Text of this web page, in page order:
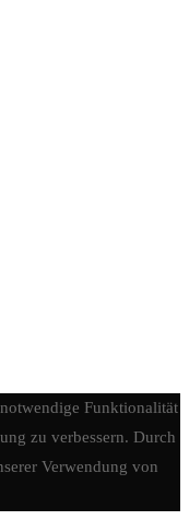
Funktionalität
zu verbessern. Durch
Verwendung von